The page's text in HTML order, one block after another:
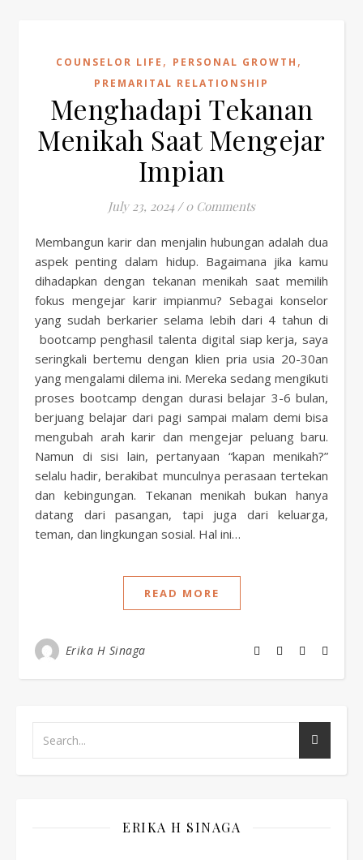
COUNSELOR LIFE , PERSONAL GROWTH ,
PREMARITAL RELATIONSHIP
Menghadapi Tekanan
Menikah Saat Mengejar
Impian
July 23, 2024 / 0 Comments
Membangun karir dan menjalin hubungan adalah dua
aspek penting dalam hidup. Bagaimana jika kamu
dihadapkan dengan tekanan menikah saat memilih
fokus mengejar karir impianmu? Sebagai konselor
yang sudah berkarier selama lebih dari 4 tahun di
bootcamp penghasil talenta digital siap kerja, saya
seringkali bertemu dengan klien pria usia 20-30an
yang mengalami dilema ini. Mereka sedang mengikuti
proses bootcamp dengan durasi belajar 3-6 bulan,
berjuang belajar dari pagi sampai malam demi bisa
mengubah arah karir dan mengejar peluang baru.
Namun di sisi lain, pertanyaan “kapan menikah?”
selalu hadir, berakibat munculnya perasaan tertekan
dan kebingungan. Tekanan menikah bukan hanya
datang dari pasangan, tapi juga dari keluarga,
teman, dan lingkungan sosial. Hal ini…
READ MORE
Erika H Sinaga
ERIKA H SINAGA